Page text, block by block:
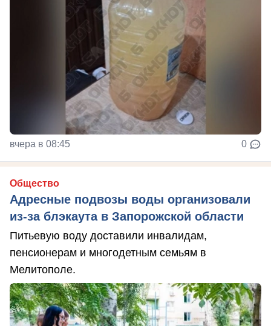
вчера в 08:45 0
Общество
Адресные подвозы воды организовали
из-за блэкаута в Запорожской области
Питьевую воду доставили инвалидам,
пенсионерам и многодетным семьям в
Мелитополе.